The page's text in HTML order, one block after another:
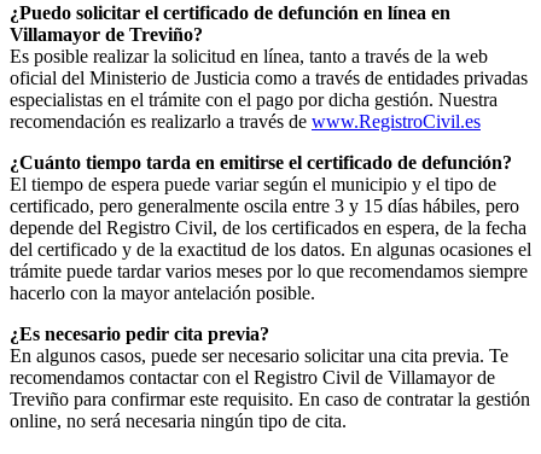
¿Puedo solicitar el certificado de defunción en línea en
Villamayor de Treviño?
Es posible realizar la solicitud en línea, tanto a través de la web
oficial del Ministerio de Justicia como a través de entidades privadas
especialistas en el trámite con el pago por dicha gestión. Nuestra
recomendación es realizarlo a través de www.RegistroCivil.es
¿Cuánto tiempo tarda en emitirse el certificado de defunción?
El tiempo de espera puede variar según el municipio y el tipo de
certificado, pero generalmente oscila entre 3 y 15 días hábiles, pero
depende del Registro Civil, de los certificados en espera, de la fecha
del certificado y de la exactitud de los datos. En algunas ocasiones el
trámite puede tardar varios meses por lo que recomendamos siempre
hacerlo con la mayor antelación posible.
¿Es necesario pedir cita previa?
En algunos casos, puede ser necesario solicitar una cita previa. Te
recomendamos contactar con el Registro Civil de Villamayor de
Treviño para confirmar este requisito. En caso de contratar la gestión
online, no será necesaria ningún tipo de cita.